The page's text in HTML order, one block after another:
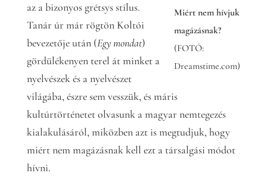
Miért nem hívjuk
magázásnak?
(FOTÓ:
Dreamstime.com)
az a bizonyos grétsys stílus.
Tanár úr már rögtön Koltói
bevezetője után (Egy mondat)
gördülékenyen terel át minket a
nyelvészek és a nyelvészet
világába, észre sem vesszük, és máris
kultúrtörténetet olvasunk a magyar nemtegezés
kialakulásáról, miközben azt is megtudjuk, hogy
miért nem magázásnak kell ezt a társalgási módot
hívni.